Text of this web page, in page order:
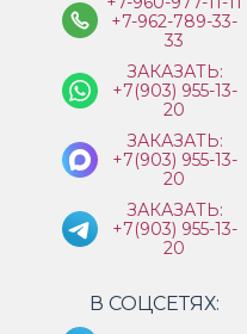
+7-962-789-33-
33
ЗАКАЗАТЬ:
+7(903) 955-13-
20
ЗАКАЗАТЬ:
+7(903) 955-13-
20
ЗАКАЗАТЬ:
+7(903) 955-13-
20
В СОЦСЕТЯХ: